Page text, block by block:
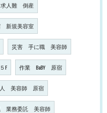
人難 倒産
新規美容室
災害 手に職 美容師
F 作業 BaBY 原宿
美容師 原宿
業務委託 美容師